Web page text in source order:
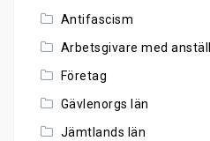
Antifascism
Arbetsgivare med
Företag
Gävlenorgs län
Jämtlands län